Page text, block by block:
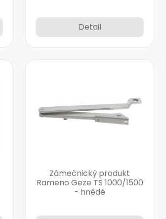
Detail
Zámečnický produkt
Rameno Geze TS 1000/1500
- hnědé